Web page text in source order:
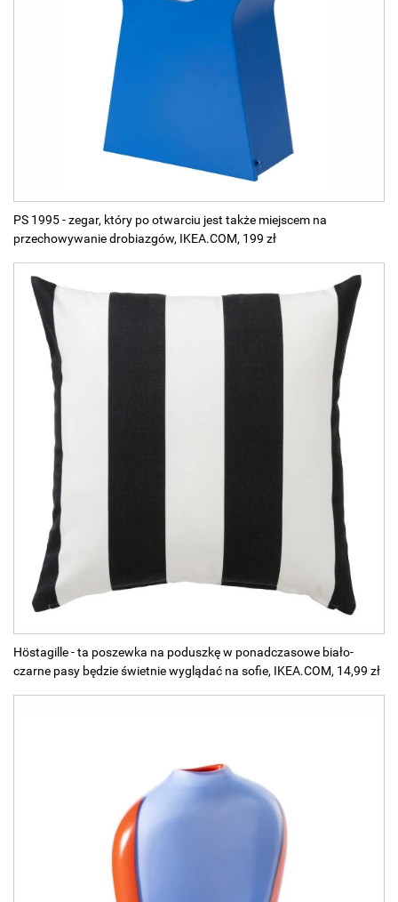
PS 1995 - zegar, który po otwarciu jest także miejscem na
przechowywanie drobiazgów, IKEA.COM, 199 zł
Höstagille - ta poszewka na poduszkę w ponadczasowe biało-
czarne pasy będzie świetnie wyglądać na sofie, IKEA.COM, 14,99 zł